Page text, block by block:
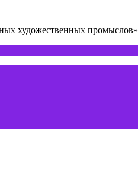
художественных промыслов»